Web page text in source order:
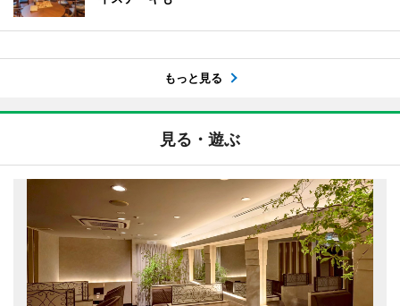
もっと見る
見る・遊ぶ